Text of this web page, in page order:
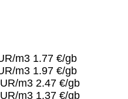
m3 1.77 €/gb
m3 1.97 €/gb
m3 2.47 €/gb
m3 1.37 €/gb